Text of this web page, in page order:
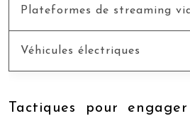
Plateformes de streaming
Véhicules électriques
Tactiques pour